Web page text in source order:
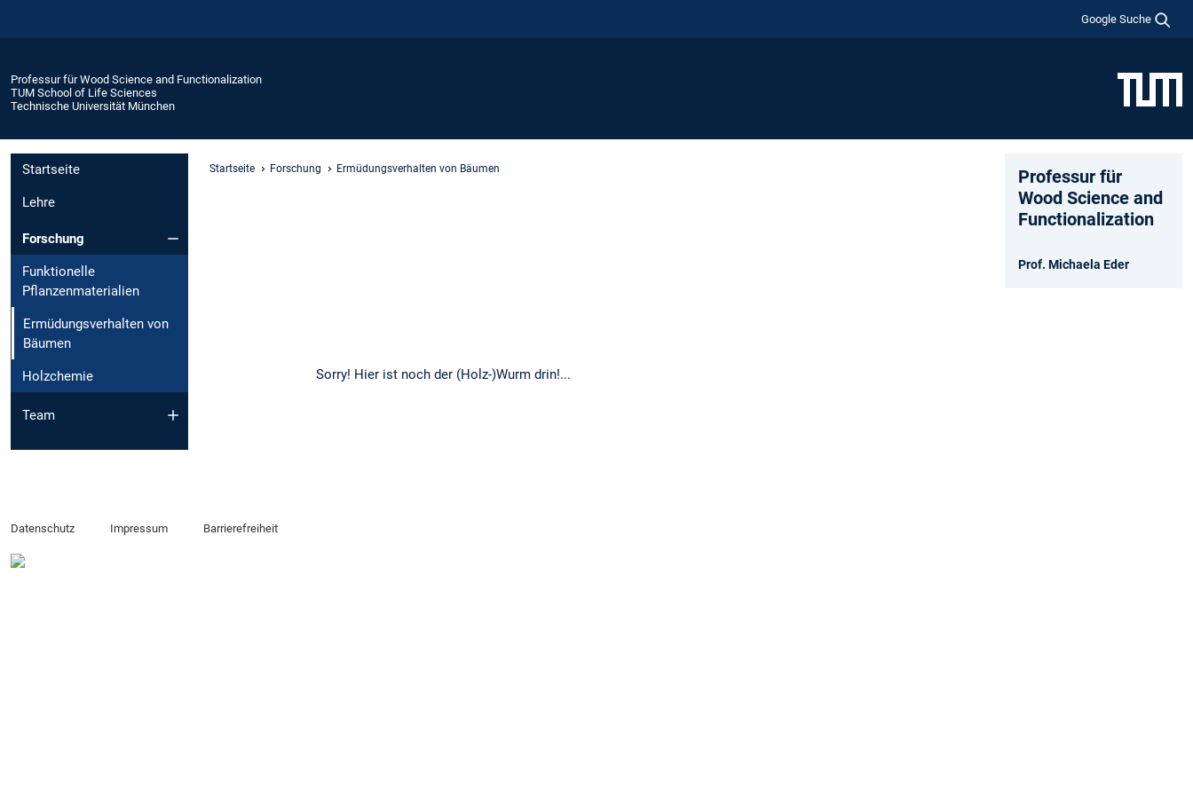
Google Suche
Professur für Wood Science and Functionalization
TUM School of Life Sciences
Technische Universität München
Startseite
Lehre
Forschung
Funktionelle
Pflanzenmaterialien
Ermüdungsverhalten von
Bäumen
Holzchemie
Team
Startseite Forschung Ermüdungsverhalten von Bäumen
Sorry! Hier ist noch der (Holz-)Wurm drin!...
Professur für
Wood Science and
Functionalization
Prof. Michaela Eder
Datenschutz Impressum Barrierefreiheit